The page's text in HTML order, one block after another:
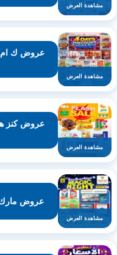
مشاهدة العرض
مشاهدة العرض
مشاهدة العرض
مشاهدة العرض
عروض مارك